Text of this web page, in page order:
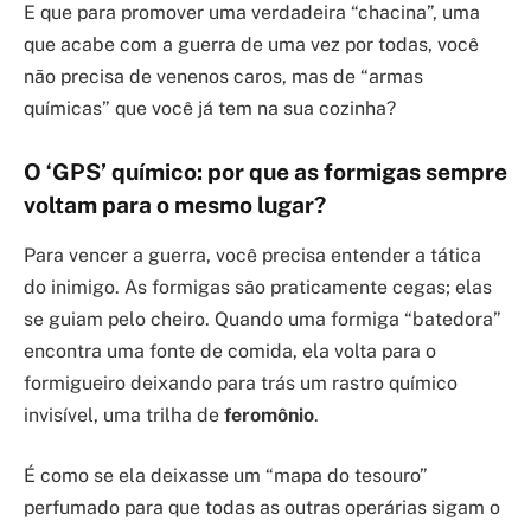
E que para promover uma verdadeira “chacina”, uma
que acabe com a guerra de uma vez por todas, você
não precisa de venenos caros, mas de “armas
químicas” que você já tem na sua cozinha?
O ‘GPS’ químico: por que as formigas sempre
voltam para o mesmo lugar?
Para vencer a guerra, você precisa entender a tática
do inimigo. As formigas são praticamente cegas; elas
se guiam pelo cheiro. Quando uma formiga “batedora”
encontra uma fonte de comida, ela volta para o
formigueiro deixando para trás um rastro químico
invisível, uma trilha de feromônio.
É como se ela deixasse um “mapa do tesouro”
perfumado para que todas as outras operárias sigam o